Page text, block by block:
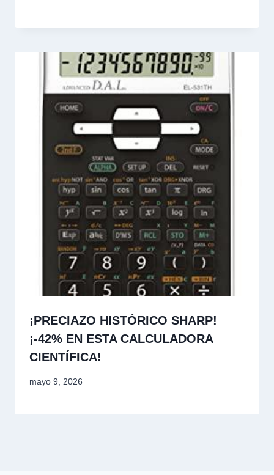
¡PRECIAZO HISTÓRICO SHARP!
¡-42% EN ESTA CALCULADORA
CIENTÍFICA!
mayo 9, 2026